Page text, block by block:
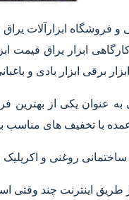
و فروشگاه ابزارآلات یراق
کارگاهی ابزار یراق قیمت
برقی ابزار بادی و
به عنوان یکی از
با تخفیف های مناسب
روغنی و
طریق اینترنت چند